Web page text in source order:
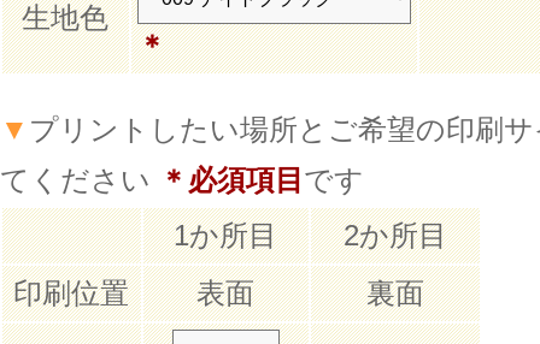
生地色
＊
▼ プリントしたい場所とご希望の印刷
てください ＊必須項目 です
1か所目
2か所目
印刷位置
表面 裏面